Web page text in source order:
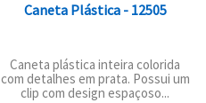
Caneta Plástica - 12505
Caneta plástica inteira colorida
com detalhes em prata. Possui um
clip com design espaçoso...